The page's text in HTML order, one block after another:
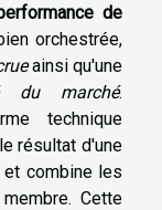
de
orchestrée,
ainsi qu'une
du marché.
technique
résultat d'une
combine les
Cette